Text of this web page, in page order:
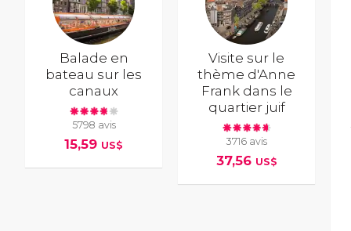
Balade en
bateau sur les
canaux
5798 avis
15,59 US$
Visite sur le
thème d'Anne
Frank dans le
quartier juif
3716 avis
37,56 US$